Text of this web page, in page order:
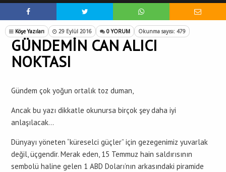
Köşe Yazıları 29 Eylül 2016 0 YORUM Okunma sayısı: 479
GÜNDEMİN CAN ALICI
NOKTASI
Gündem çok yoğun ortalık toz duman,
Ancak bu yazı dikkatle okunursa birçok şey daha iyi
anlaşılacak…
Dünyayı yöneten “küreselci güçler” için gezegenimiz yuvarlak
değil, üçgendir. Merak eden, 15 Temmuz hain saldırısının
sembolü haline gelen 1 ABD Doları’nın arkasındaki piramide